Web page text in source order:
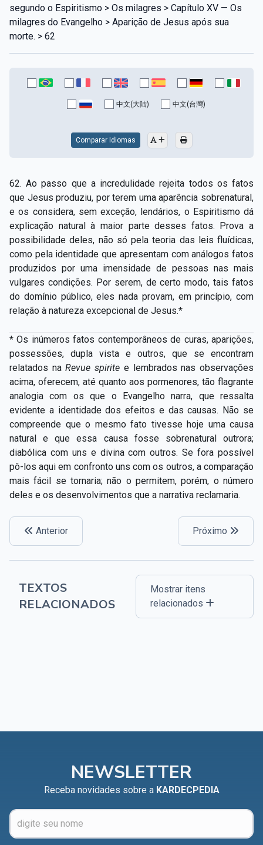
segundo o Espiritismo > Os milagres > Capítulo XV — Os
milagres do Evangelho > Aparição de Jesus após sua
morte. > 62
中文(大陆) 中文(台灣)
Comparar Idiomas
62. Ao passo que a incredulidade rejeita todos os fatos
que Jesus produziu, por terem uma aparência sobrenatural,
e os considera, sem exceção, lendários, o Espiritismo dá
explicação natural à maior parte desses fatos. Prova a
possibilidade deles, não só pela teoria das leis fluídicas,
como pela identidade que apresentam com análogos fatos
produzidos por uma imensidade de pessoas nas mais
vulgares condições. Por serem, de certo modo, tais fatos
do domínio público, eles nada provam, em princípio, com
relação à natureza excepcional de Jesus.*
* Os inúmeros fatos contemporâneos de curas, aparições,
possessões, dupla vista e outros, que se encontram
relatados naRevue spirite e lembrados nas observações
acima, oferecem, até quanto aos pormenores, tão flagrante
analogia com os que o Evangelho narra, que ressalta
evidente a identidade dos efeitos e das causas. Não se
compreende que o mesmo fato tivesse hoje uma causa
natural e que essa causa fosse sobrenatural outrora;
diabólica com uns e divina com outros. Se fora possível
pô-los aqui em confronto uns com os outros, a comparação
mais fácil se tornaria; não o permitem, porém, o número
deles e os desenvolvimentos que a narrativa reclamaria.
Anterior Próximo
TEXTOS
RELACIONADOS
Mostrar itens
relacionados
NEWSLETTER
Receba novidades sobre a KARDECPEDIA